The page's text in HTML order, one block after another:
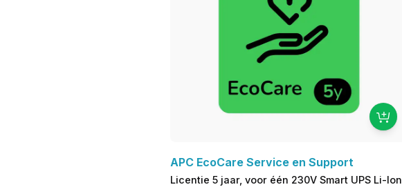
APC EcoCare Service en Support
Licentie 5 jaar, voor één 230V Smart UPS Li-Ion